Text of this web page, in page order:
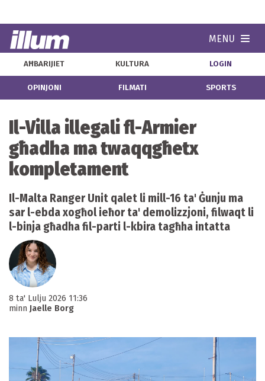
MENU
AĦBARIJIET KULTURA LOGIN
OPINJONI FILMATI SPORTS
Il-Villa illegali fl-Armier
għadha ma twaqqgħetx
kompletament
Il-Malta Ranger Unit qalet li mill-16 ta' Ġunju ma
sar l-ebda xogħol ieħor ta' demolizzjoni, filwaqt li
l-binja għadha fil-parti l-kbira tagħha intatta
8 ta' Lulju 2026 11:36
minn Jaelle Borg